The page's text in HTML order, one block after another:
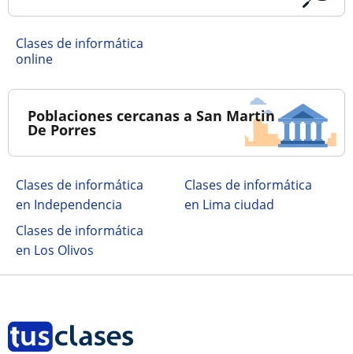
Clases de informática
online
Poblaciones cercanas a San Martin
De Porres
Clases de informática
en Independencia
Clases de informática
en Lima ciudad
Clases de informática
en Los Olivos